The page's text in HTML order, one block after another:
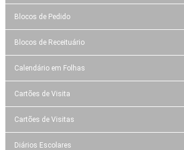
Blocos de Pedido
Blocos de Receituário
Calendário em Folhas
Cartões de Visita
Cartões de Visitas
Diários Escolares